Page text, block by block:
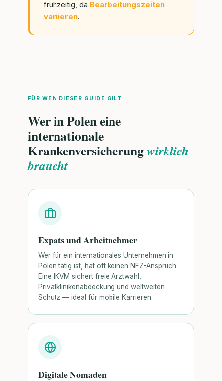
frühzeitig, da Bearbeitungszeiten
variieren.
FÜR WEN DIESER GUIDE GILT
Wer in Polen eine
internationale
Krankenversicherungwirklich
braucht
Expats und Arbeitnehmer
Wer für ein internationales Unternehmen in
Polen tätig ist, hat oft keinen NFZ-Anspruch.
Eine IKVM sichert freie Arztwahl,
Privatklinikenabdeckung und weltweiten
Schutz — ideal für mobile Karrieren.
Digitale Nomaden